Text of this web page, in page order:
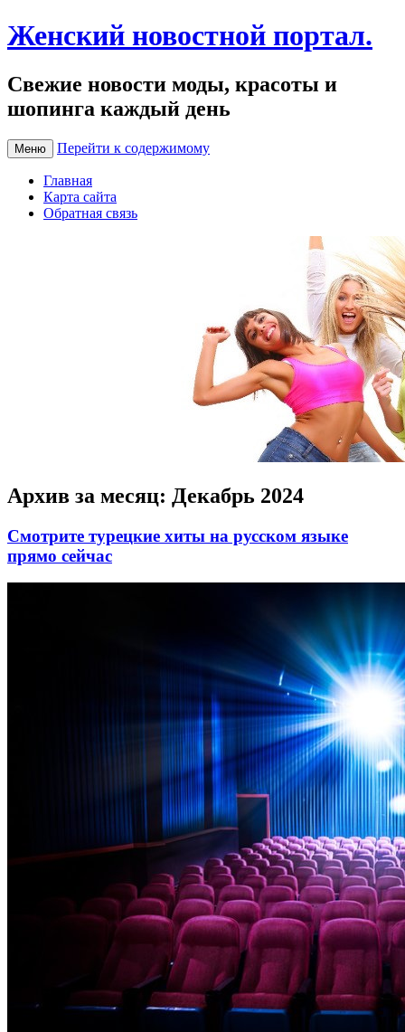
Женский новостной портал.
Свежие новости моды, красоты и
шопинга каждый день
Меню Перейти к содержимому
Главная
Карта сайта
Обратная связь
Архив за месяц: Декабрь 2024
Смотрите турецкие хиты на русском языке
прямо сейчас